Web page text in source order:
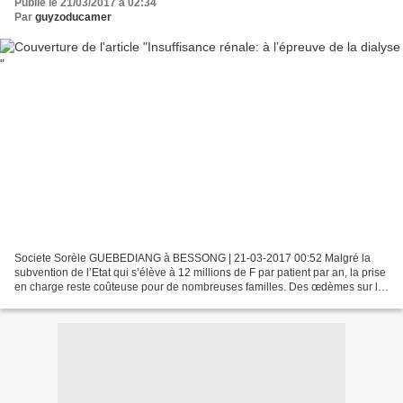
Publié le 21/03/2017 à 02:34
Par guyzoducamer
Societe Sorèle GUEBEDIANG à BESSONG | 21-03-2017 00:52 Malgré la
subvention de l’Etat qui s’élève à 12 millions de F par patient par an, la prise
en charge reste coûteuse pour de nombreuses familles. Des œdèmes sur le